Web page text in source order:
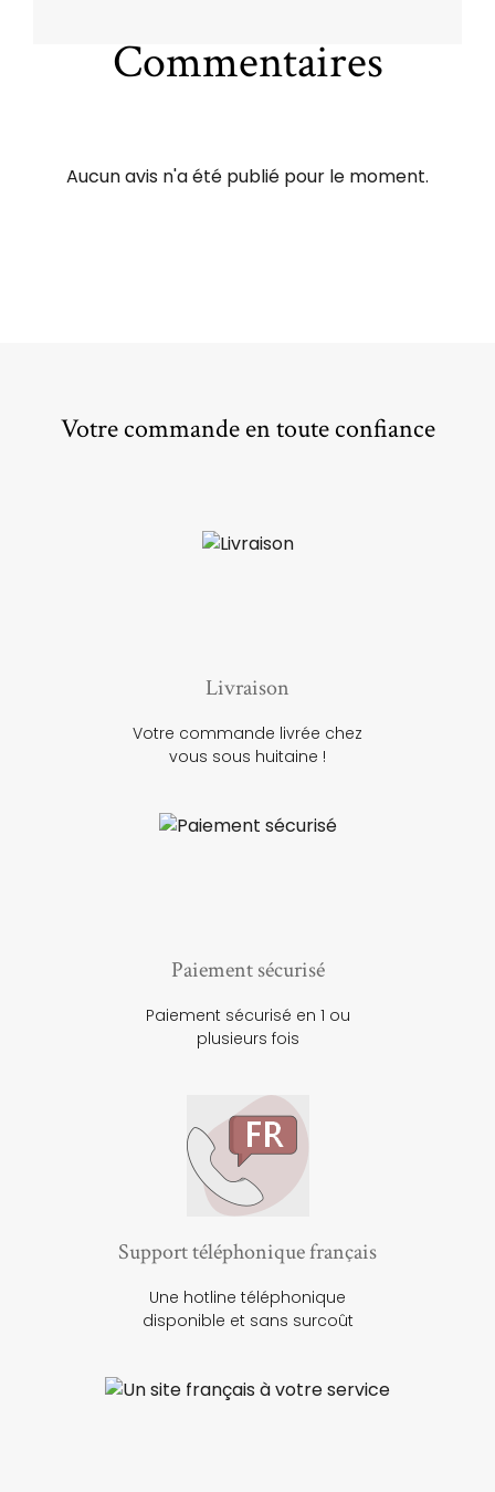
Commentaires
Aucun avis n'a été publié pour le moment.
Votre commande en toute confiance
Livraison
Votre commande livrée chez
vous sous huitaine !
Paiement sécurisé
Paiement sécurisé en 1 ou
plusieurs fois
Support téléphonique français
Une hotline téléphonique
disponible et sans surcoût